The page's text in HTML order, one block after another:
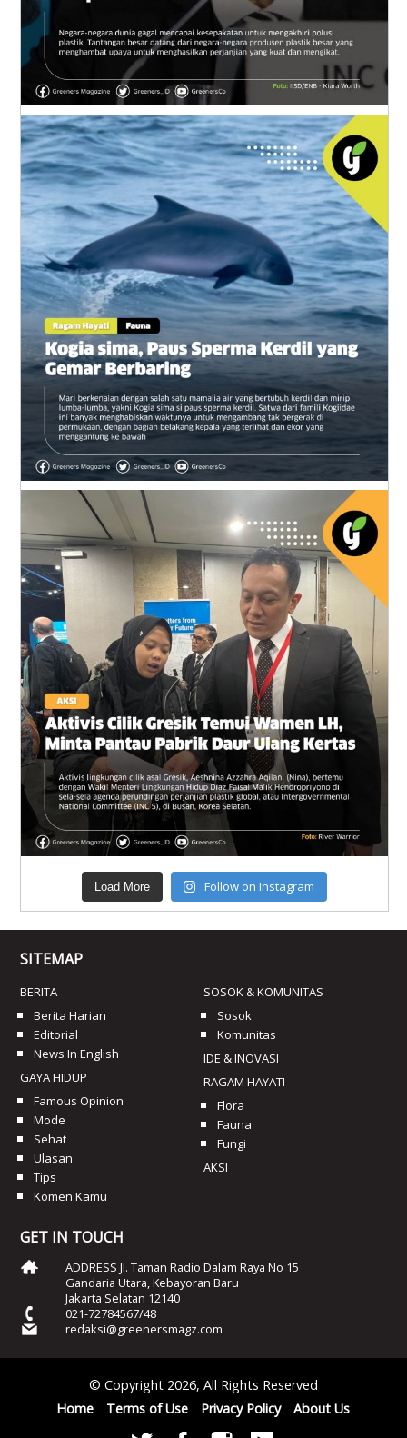
Load More Follow on Instagram
SITEMAP
BERITA
Berita Harian
Editorial
News In English
GAYA HIDUP
Famous Opinion
Mode
Sehat
Ulasan
Tips
Komen Kamu
SOSOK & KOMUNITAS
Sosok
Komunitas
IDE & INOVASI
RAGAM HAYATI
Flora
Fauna
Fungi
AKSI
GET IN TOUCH
ADDRESS Jl. Taman Radio Dalam Raya No 15
Gandaria Utara, Kebayoran Baru
Jakarta Selatan 12140
021-72784567/48
redaksi@greenersmagz.com
© Copyright 2026, All Rights Reserved
Home
Terms of Use Privacy Policy About Us